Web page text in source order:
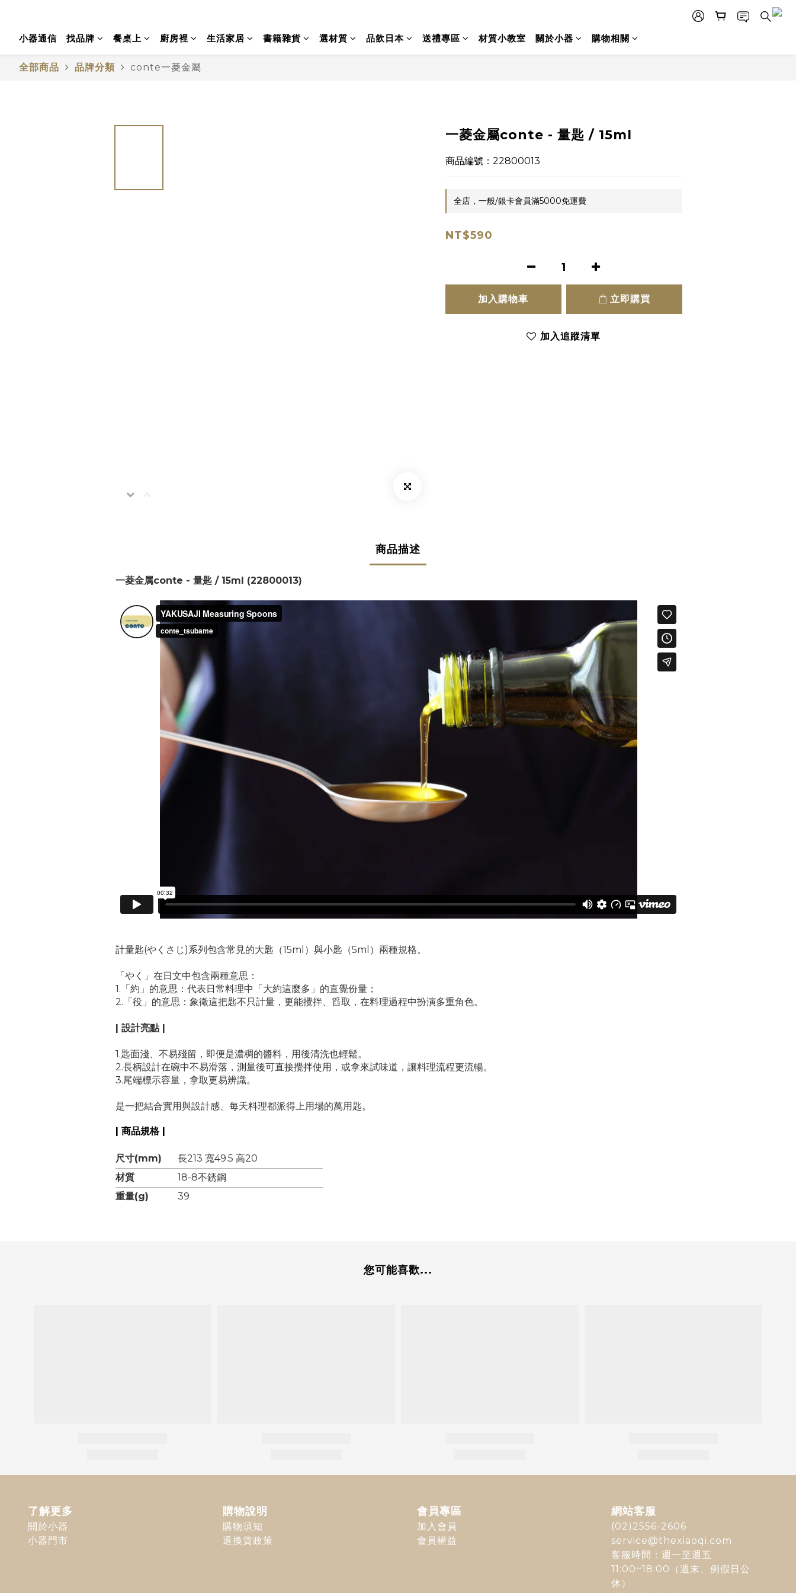
小器通信 找品牌 餐桌上 廚房裡 生活家居 書籍雜貨 選材質 品飲日本 送禮專區 材質小教室 關於小器 購物相關
全部商品 品牌分類 conte一菱金屬
一菱金屬conte - 量匙 / 15ml
商品編號：22800013
全店，一般/銀卡會員滿5000免運費
NT$590
加入購物車 立即購買
加入追蹤清單
商品描述
一菱金属conte - 量匙 / 15ml (22800013)
計量匙(やくさじ)系列包含常見的大匙（15ml）與小匙（5ml）兩種規格。
「やく」在日文中包含兩種意思：
1.「約」的意思：代表日常料理中「大約這麼多」的直覺份量；
2.「役」的意思：象徵這把匙不只計量，更能攪拌、舀取，在料理過程中扮演多重角色。
| 設計亮點 |
1.匙面淺、不易殘留，即便是濃稠的醬料，用後清洗也輕鬆。
2.長柄設計在碗中不易滑落，測量後可直接攪拌使用，或拿來試味道，讓料理流程更流暢。
3.尾端標示容量，拿取更易辨識。
是一把結合實用與設計感、每天料理都派得上用場的萬用匙。
| 商品規格 |
尺寸(mm)
長213 寬49.5 高20
材質
18-8不銹鋼
重量(g)
39
您可能喜歡...
了解更多
關於小器
小器門市
購物說明
購物須知
退換貨政策
會員專區
加入會員
會員權益
網站客服
(02)2556-2606
service@thexiaoqi.com
客服時間：週一至週五
11:00~18:00（週末、例假日公
休）